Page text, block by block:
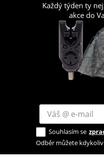
Každý týden ty
akce do
Souhlasím se
Odběr můžete kdykoliv